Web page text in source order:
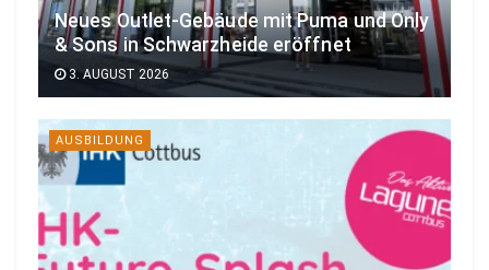
Neues Outlet-Gebäude mit Puma und Only
& Sons in Schwarzheide eröffnet
3. AUGUST 2026
AUSBILDUNG